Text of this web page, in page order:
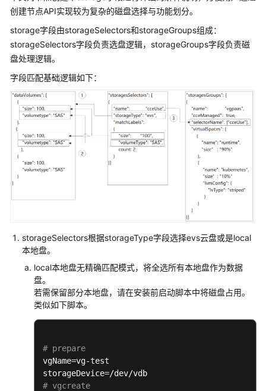
费
说
明
基
础
识
快
户
南
创建节点API实现较为复杂的磁盘选择与功能划分。
storage字段由storageSelectors和storageGroups组成：
storageSelectors字段负责选盘逻辑，storageGroups字段负责磁
盘处理逻辑。
字段匹配基础逻辑如下：
storageSelectors根据storageType字段选择evs云盘或是local
本地盘。
local本地盘无精确匹配模式，将全选所有本地盘作为数据
盘。
若需保留部分本地盘，请在安装前启动脚本中将磁盘占用。
类似如下脚本。
# prepare
vgName=vg-test
# vgcreate